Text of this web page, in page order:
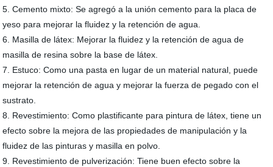
5. Cemento mixto: Se agregó a la unión cemento para la placa de
yeso para mejorar la fluidez y la retención de agua.
6. Masilla de látex: Mejorar la fluidez y la retención de agua de
masilla de resina sobre la base de látex.
7. Estuco: Como una pasta en lugar de un material natural, puede
mejorar la retención de agua y mejorar la fuerza de pegado con el
sustrato.
8. Revestimiento: Como plastificante para pintura de látex, tiene un
efecto sobre la mejora de las propiedades de manipulación y la
fluidez de las pinturas y masilla en polvo.
9. Revestimiento de pulverización: Tiene buen efecto sobre la